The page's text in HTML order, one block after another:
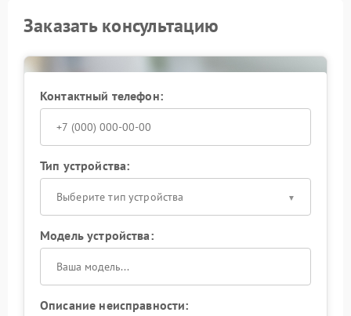
Заказать консультацию
Контактный телефон:
Тип устройства:
Выберите тип устройства
Модель устройства:
Описание неисправности: